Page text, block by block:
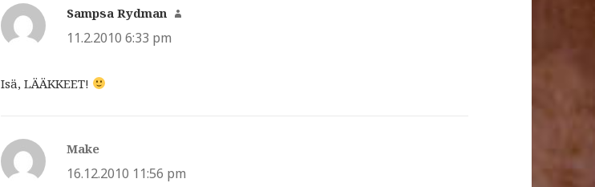
Sampsa Rydman sanoo:
11.2.2010 6:33 pm
Isä, LÄÄKKEET!
Makesanoo:
16.12.2010 11:56 pm